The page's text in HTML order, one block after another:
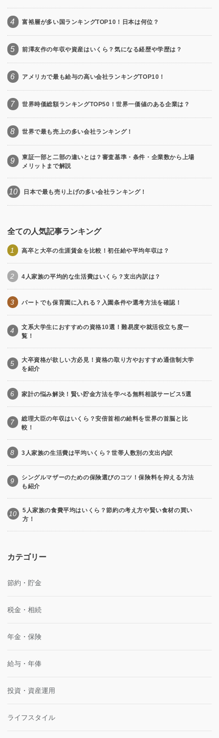
4 富裕層が多い国ランキングTOP10！日本は何位？
5 前澤友作の年収や資産はいくら？気になる経歴や学歴は？
6 アメリカで最も給与の高い会社ランキングTOP10！
7 世界時価総額ランキングTOP50！世界一価値のある企業は？
8 世界で最も売上の多い会社ランキング！
9
東証一部と二部の違いとは？審査基準・条件・企業数から上場
メリットまで解説
10 日本で最も売り上げの多い会社ランキング！
全ての人気記事ランキング
1 高卒と大卒の生涯賃金を比較！初任給や平均年収は？
2 4人家族の平均的な生活費はいくら？支出内訳は？
3 パートでも保育園に入れる？入園条件や選考方法を確認！
4
文系大学生におすすめの資格10選！難易度や就活役立ち度一
覧！
5
大卒資格が欲しい方必見！資格の取り方やおすすめ通信制大学
を紹介
6 家計の悩み解決！賢い貯金方法を学べる無料相談サービス5選
7
総理大臣の年収はいくら？安倍首相の給料を世界の首脳と比
較！
8 3人家族の生活費は平均いくら？世帯人数別の支出内訳
9
シングルマザーのための保険選びのコツ！保険料を抑える方法
も紹介
10
5人家族の食費平均はいくら？節約の考え方や賢い食材の買い
方！
カテゴリー
節約・貯金
税金・相続
年金・保険
給与・年俸
投資・資産運用
ライフスタイル